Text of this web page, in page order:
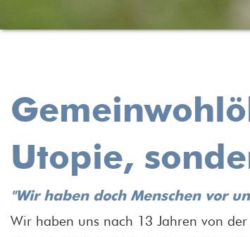
Utopie,
"Wir haben doch Menschen vor
Wir haben uns nach 13 Jahren von